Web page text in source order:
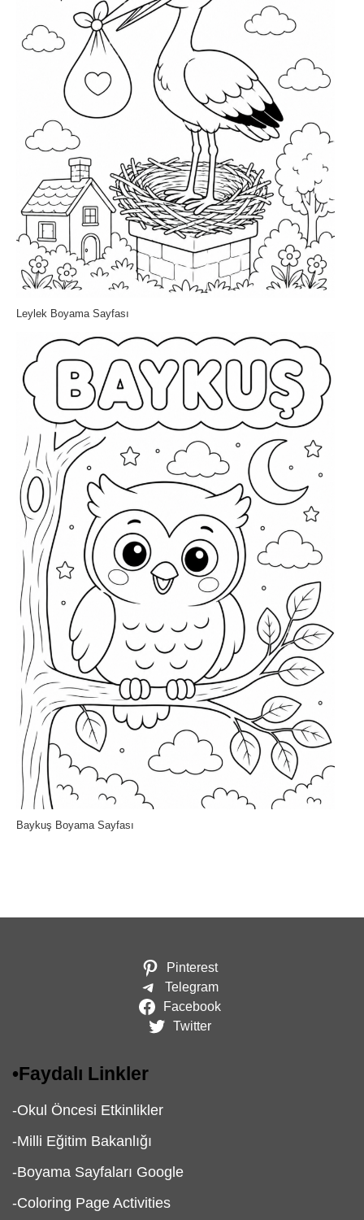
Leylek Boyama Sayfası
Baykuş Boyama Sayfası
Pinterest
Telegram
Facebook
Twitter
•Faydalı Linkler
-Okul Öncesi Etkinlikler
-Milli Eğitim Bakanlığı
-Boyama Sayfaları Google
-Coloring Page Activities